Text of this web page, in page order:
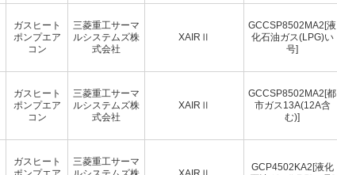
ガスヒート
ポンプエア
コン
三菱重工サーマ
ルシステムズ株
式会社
XAIRⅡ
GCCSP8502MA2[液
化石油ガス(LPG)い
号]
ガスヒート
ポンプエア
コン
三菱重工サーマ
ルシステムズ株
式会社
XAIRⅡ
GCCSP8502MA2[都
市ガス13A(12A含
む)]
ガスヒート
三菱重工サーマ
GCP4502KA2[液化